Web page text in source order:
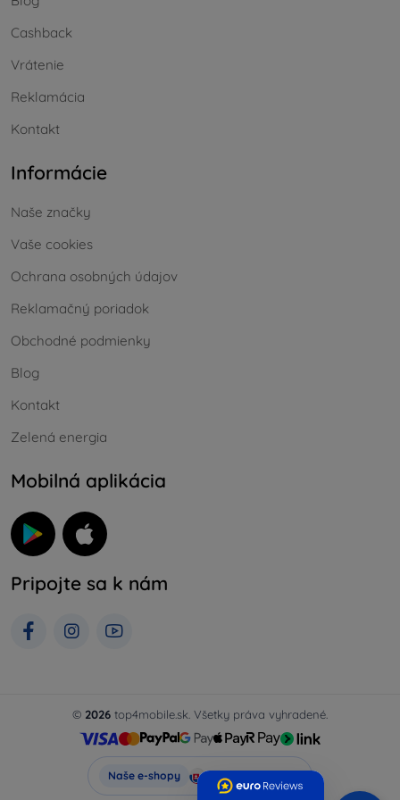
Cashback
Vrátenie
Reklamácia
Kontakt
Informácie
Naše značky
Vaše cookies
Ochrana osobných údajov
Reklamačný poriadok
Obchodné podmienky
Blog
Kontakt
Zelená energia
Mobilná aplikácia
Pripojte sa k nám
© 2026 top4mobile.sk. Všetky práva vyhradené.
Naše e-shopy Top4Mobile.sk